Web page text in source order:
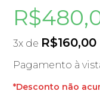
R$
3x de R$160,00
Pagamento à
*Desconto não